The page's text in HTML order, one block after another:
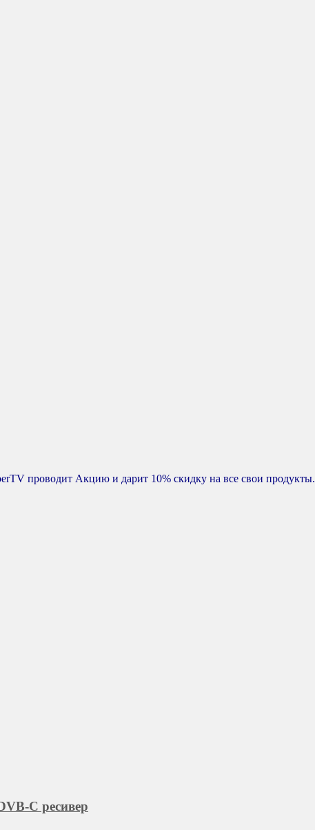
проводит Акцию и дарит 10% скидку на все свои продукты.
C ресивер